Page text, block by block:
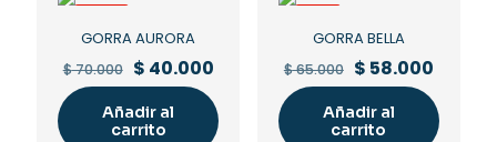
GORRA AURORA
$70.000 Original
price
was:
$ 70.000.
$ 40.000Current
is:
$ 40.000.
Añadir al
carrito
GORRA BELLA
$65.000 Original
price
was:
$ 65.000.
$ 58.000
is:
$
Añadir al
carrito